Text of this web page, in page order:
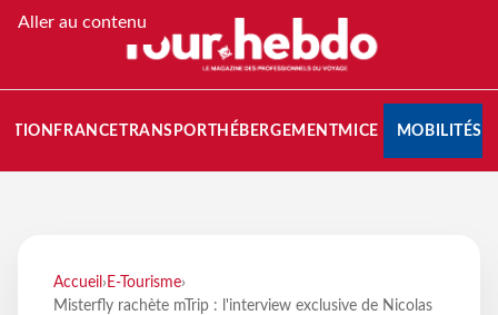
Aller au contenu
FRANCETRANSPORT HÉBERGEMENTMICE MOBILITÉS
Accueil › E-Tourisme›
Misterfly rachète mTrip : l'interview exclusive de Nicolas